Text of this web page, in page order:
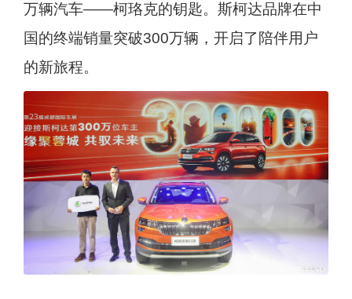
万辆汽车——柯珞克的钥匙。斯柯达品牌在中
国的终端销量突破300万辆，开启了陪伴用户
的新旅程。